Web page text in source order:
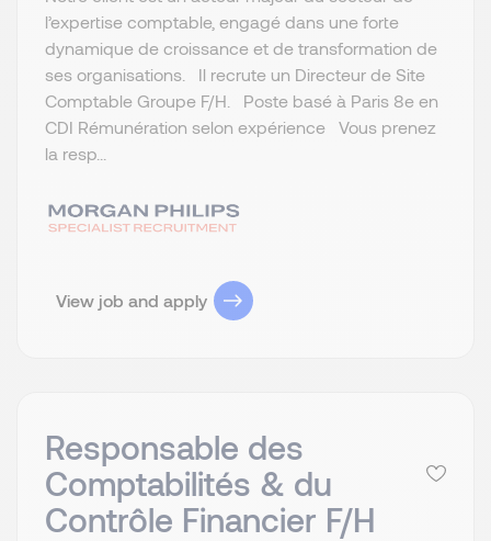
l’expertise comptable, engagé dans une forte
dynamique de croissance et de transformation de
ses organisations. Il recrute un Directeur de Site
Comptable Groupe F/H. Poste basé à Paris 8e en
CDI Rémunération selon expérience Vous prenez
la resp...
View job and apply
Responsable des
Comptabilités & du
Contrôle Financier F/H